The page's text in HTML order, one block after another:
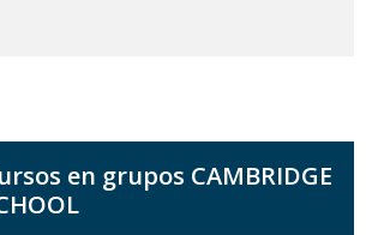
en grupos CAMBRIDGE